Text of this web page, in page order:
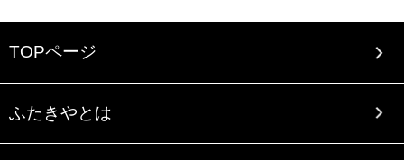
TOPページ
ふたきやとは